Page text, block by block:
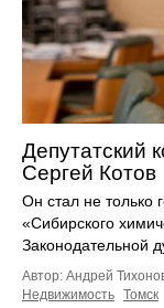
Депутатский
Сергей Котов
Он стал не только
«Сибирского
Законодательной
Автор: Андрей
Недвижимость Томск